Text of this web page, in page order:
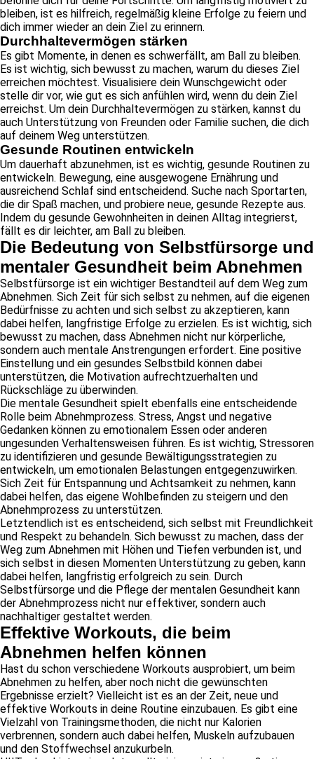
bleiben, ist es hilfreich, regelmäßig kleine Erfolge zu feiern und
dich immer wieder an dein Ziel zu erinnern.
Durchhaltevermögen stärken
Es gibt Momente, in denen es schwerfällt, am Ball zu bleiben.
Es ist wichtig, sich bewusst zu machen, warum du dieses Ziel
erreichen möchtest. Visualisiere dein Wunschgewicht oder
stelle dir vor, wie gut es sich anfühlen wird, wenn du dein Ziel
erreichst. Um dein Durchhaltevermögen zu stärken, kannst du
auch Unterstützung von Freunden oder Familie suchen, die dich
auf deinem Weg unterstützen.
Gesunde Routinen entwickeln
Um dauerhaft abzunehmen, ist es wichtig, gesunde Routinen zu
entwickeln. Bewegung, eine ausgewogene Ernährung und
ausreichend Schlaf sind entscheidend. Suche nach Sportarten,
die dir Spaß machen, und probiere neue, gesunde Rezepte aus.
Indem du gesunde Gewohnheiten in deinen Alltag integrierst,
fällt es dir leichter, am Ball zu bleiben.
Die Bedeutung von Selbstfürsorge und
mentaler Gesundheit beim Abnehmen
Selbstfürsorge ist ein wichtiger Bestandteil auf dem Weg zum
Abnehmen. Sich Zeit für sich selbst zu nehmen, auf die eigenen
Bedürfnisse zu achten und sich selbst zu akzeptieren, kann
dabei helfen, langfristige Erfolge zu erzielen. Es ist wichtig, sich
bewusst zu machen, dass Abnehmen nicht nur körperliche,
sondern auch mentale Anstrengungen erfordert. Eine positive
Einstellung und ein gesundes Selbstbild können dabei
unterstützen, die Motivation aufrechtzuerhalten und
Rückschläge zu überwinden.
Die mentale Gesundheit spielt ebenfalls eine entscheidende
Rolle beim Abnehmprozess. Stress, Angst und negative
Gedanken können zu emotionalem Essen oder anderen
ungesunden Verhaltensweisen führen. Es ist wichtig, Stressoren
zu identifizieren und gesunde Bewältigungsstrategien zu
entwickeln, um emotionalen Belastungen entgegenzuwirken.
Sich Zeit für Entspannung und Achtsamkeit zu nehmen, kann
dabei helfen, das eigene Wohlbefinden zu steigern und den
Abnehmprozess zu unterstützen.
Letztendlich ist es entscheidend, sich selbst mit Freundlichkeit
und Respekt zu behandeln. Sich bewusst zu machen, dass der
Weg zum Abnehmen mit Höhen und Tiefen verbunden ist, und
sich selbst in diesen Momenten Unterstützung zu geben, kann
dabei helfen, langfristig erfolgreich zu sein. Durch
Selbstfürsorge und die Pflege der mentalen Gesundheit kann
der Abnehmprozess nicht nur effektiver, sondern auch
nachhaltiger gestaltet werden.
Effektive Workouts, die beim
Abnehmen helfen können
Hast du schon verschiedene Workouts ausprobiert, um beim
Abnehmen zu helfen, aber noch nicht die gewünschten
Ergebnisse erzielt? Vielleicht ist es an der Zeit, neue und
effektive Workouts in deine Routine einzubauen. Es gibt eine
Vielzahl von Trainingsmethoden, die nicht nur Kalorien
verbrennen, sondern auch dabei helfen, Muskeln aufzubauen
und den Stoffwechsel anzukurbeln.